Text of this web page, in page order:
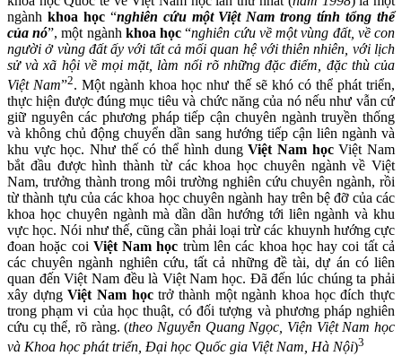
ngành khoa học“nghiên cứu một Việt Nam trong tính tổng thể
của nó”, một ngành khoa học “nghiên cứu về một vùng đất, về con
người ở vùng đất ấy với tất cả mối quan hệ với thiên nhiên, với lịch
sử và xã hội về mọi mặt, làm nổi rõ những đặc điểm, đặc thù của
Việt Nam”2. Một ngành khoa học như thế sẽ khó có thể phát triển,
thực hiện được đúng mục tiêu và chức năng của nó nếu như vẫn cứ
giữ nguyên các phương pháp tiếp cận chuyên ngành truyền thống
và không chủ động chuyển dần sang hướng tiếp cận liên ngành và
khu vực học. Như thế có thể hình dungViệt Nam họcViệt Nam
bắt đầu được hình thành từ các khoa học chuyên ngành về Việt
Nam, trưởng thành trong môi trường nghiên cứu chuyên ngành, rồi
từ thành tựu của các khoa học chuyên ngành hay trên bệ đỡ của các
khoa học chuyên ngành mà dần dần hướng tới liên ngành và khu
vực học. Nói như thế, cũng cần phải loại trừ các khuynh hướng cực
đoan hoặc coi Việt Nam học trùm lên các khoa học hay coi tất cả
các chuyên ngành nghiên cứu, tất cả những đề tài, dự án có liên
quan đến Việt Nam đều là Việt Nam học. Đã đến lúc chúng ta phải
xây dựngViệt Nam họctrở thành một ngành khoa học đích thực
trong phạm vi của học thuật, có đối tượng và phương pháp nghiên
cứu cụ thể, rõ ràng. (theo Nguyễn Quang Ngọc, Viện Việt Nam học
và Khoa học phát triển, Đại học Quốc gia Việt Nam, Hà Nội)3